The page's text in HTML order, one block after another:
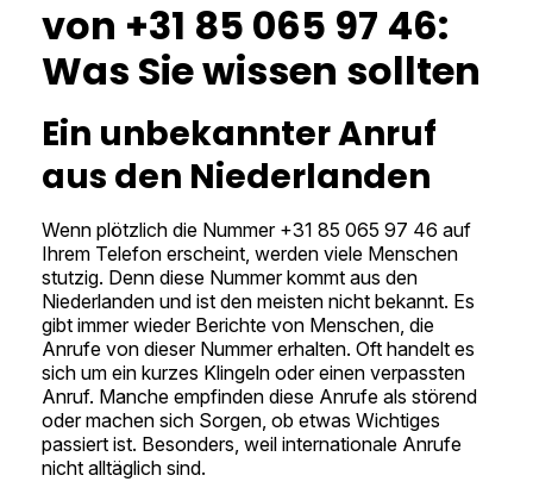
von +31 85 065 97 46:
Was Sie wissen sollten
Ein unbekannter Anruf
aus den Niederlanden
Wenn plötzlich die Nummer +31 85 065 97 46 auf
Ihrem Telefon erscheint, werden viele Menschen
stutzig. Denn diese Nummer kommt aus den
Niederlanden und ist den meisten nicht bekannt. Es
gibt immer wieder Berichte von Menschen, die
Anrufe von dieser Nummer erhalten. Oft handelt es
sich um ein kurzes Klingeln oder einen verpassten
Anruf. Manche empfinden diese Anrufe als störend
oder machen sich Sorgen, ob etwas Wichtiges
passiert ist. Besonders, weil internationale Anrufe
nicht alltäglich sind.